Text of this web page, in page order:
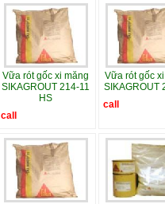
Vữa rót gốc xi măng
SIKAGROUT 214-11
HS
call
Vữa rót gốc
SIKAGROUT
call